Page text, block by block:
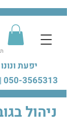
יפעת
050-3565313
|
ניהול